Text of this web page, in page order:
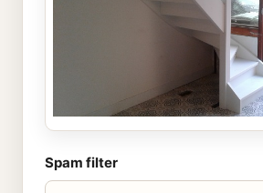
Spam filter